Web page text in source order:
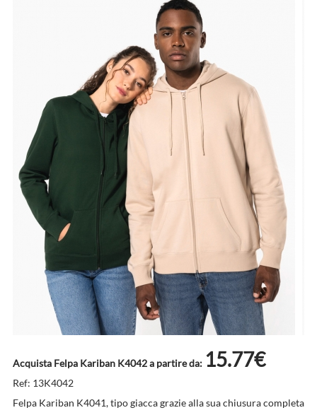
Acquista Felpa Kariban K4042 a partire da: 15.77€
Ref: 13K4042
Felpa Kariban K4041, tipo giacca grazie alla sua chiusura completa